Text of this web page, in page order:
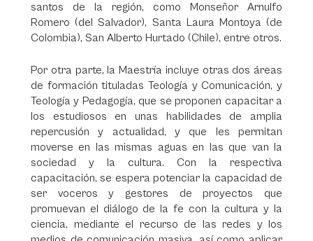
santos de la región, como Monseñor Arnulfo
Romero (del Salvador), Santa Laura Montoya (de
Colombia), San Alberto Hurtado (Chile), entre otros.
Por otra parte, la Maestría incluye otras dos áreas
de formación tituladas Teología y Comunicación, y
Teología y Pedagogía, que se proponen capacitar a
los estudiosos en unas habilidades de amplia
repercusión y actualidad, y que les permitan
moverse en las mismas aguas en las que van la
sociedad y la cultura. Con la respectiva
capacitación, se espera potenciar la capacidad de
ser voceros y gestores de proyectos que
promuevan el diálogo de la fe con la cultura y la
ciencia, mediante el recurso de las redes y los